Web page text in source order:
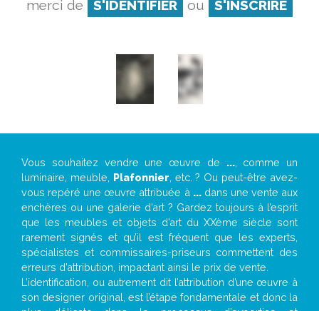
merci de
S'IDENTIFIER ou S'INSCRIRE
Vous souhaitez vendre une œuvre de ..., comme un
luminaire, meuble, Plafonnier , etc. ? Ou peut-être avez-
vous repéré une œuvre attribuée à ...dans une vente aux
enchères ou une galerie d’art ? Gardez toujours à l’esprit
que les meubles et objets d’art du XXème siècle sont
rarement signés et qu’il est fréquent que les experts,
spécialistes et commissaires-priseurs commettent des
erreurs d’attribution, impactant ainsi le prix de vente.
L’identification, ou autrement dit l’attribution d’une œuvre à
son designer original, est l’étape fondamentale et donc la